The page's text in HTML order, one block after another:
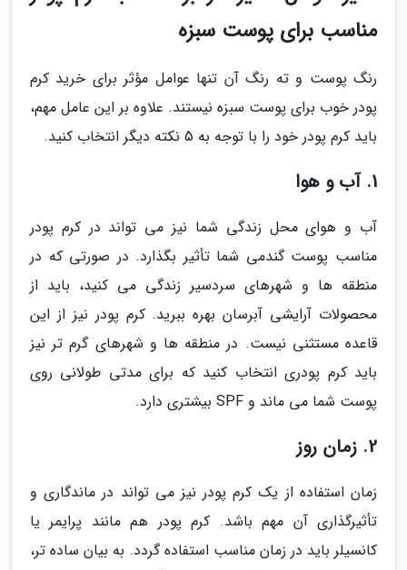
مناسب برای پوست سبزه
رنگ پوست و ته رنگ آن تنها عوامل مؤثر برای خرید کرم
پودر خوب برای پوست سبزه نیستند. علاوه بر این عامل مهم،
باید کرم پودر خود را با توجه به 5 نکته دیگر انتخاب کنید.
1. آب و هوا
آب و هوای محل زندگی شما نیز می تواند در کرم پودر
مناسب پوست گندمی شما تأثیر بگذارد. در صورتی که در
منطقه ها و شهرهای سردسیر زندگی می کنید، باید از
محصولات آرایشی آبرسان بهره ببرید. کرم پودر نیز از این
قاعده مستثنی نیست. در منطقه ها و شهرهای گرم تر نیز
باید کرم پودری انتخاب کنید که برای مدتی طولانی روی
پوست شما می ماند و SPF بیشتری دارد.
2. زمان روز
زمان استفاده از یک کرم پودر نیز می تواند در ماندگاری و
تأثیرگذاری آن مهم باشد. کرم پودر هم مانند پرایمر یا
کانسیلر باید در زمان مناسب استفاده گردد. به بیان ساده تر،